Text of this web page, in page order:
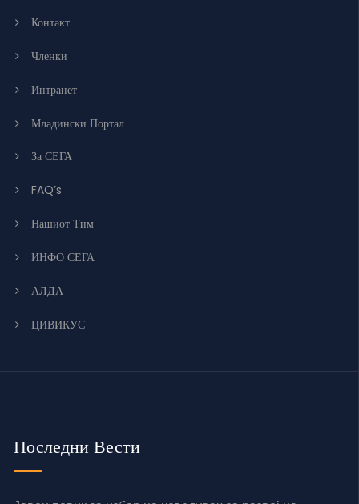
Контакт
Членки
Интранет
Младински Портал
За СЕГА
FAQ’s
Нашиот Тим
ИНФО СЕГА
АЛДА
ЦИВИКУС
Последни Вести